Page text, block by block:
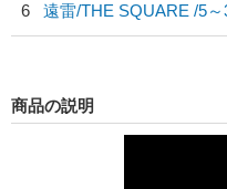
6
遠雷/THE SQUARE /5～
商品の説明